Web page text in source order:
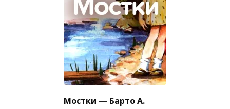
Мостки — Барто А.